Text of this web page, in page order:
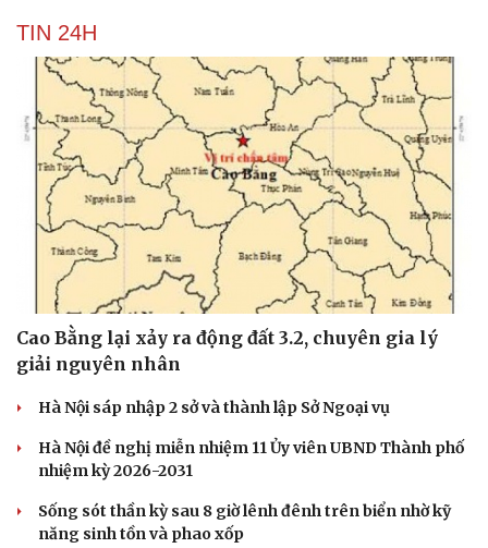
Săn Tour
check-in
Cửa sổ tình yêu
Kể chuyện cho bé
Hạt giống tâm hồn
TIN 24H
Cao Bằng lại xảy ra động đất 3.2, chuyên gia lý
giải nguyên nhân
Hà Nội sáp nhập 2 sở và thành lập Sở Ngoại vụ
Hà Nội đề nghị miễn nhiệm 11 Ủy viên UBND Thành phố
nhiệm kỳ 2026-2031
Sống sót thần kỳ sau 8 giờ lênh đênh trên biển nhờ kỹ
năng sinh tồn và phao xốp